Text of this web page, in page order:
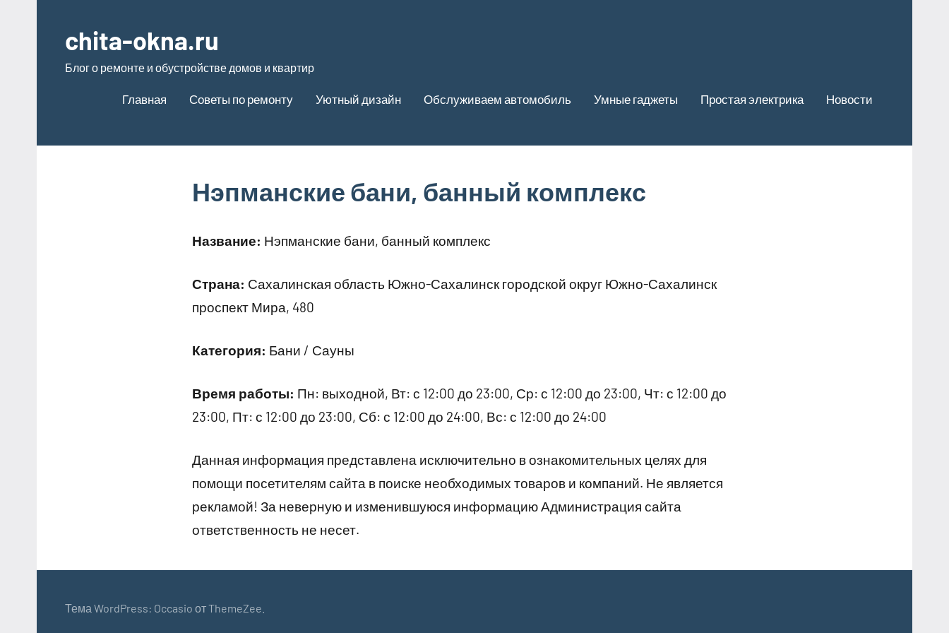
содержимому
chita-okna.ru
Блог о ремонте и обустройстве домов и квартир
Главная Советы по ремонту Уютный дизайн Обслуживаем автомобиль Умные гаджеты Простая электрика Новости
Нэпманские бани, банный комплекс
Название: Нэпманские бани, банный комплекс
Страна: Сахалинская область Южно-Сахалинск городской округ Южно-Сахалинск
проспект Мира, 480
Категория: Бани / Сауны
Время работы: Пн: выходной, Вт: с 12:00 до 23:00, Ср: с 12:00 до 23:00, Чт: с 12:00 до
23:00, Пт: с 12:00 до 23:00, Сб: с 12:00 до 24:00, Вс: с 12:00 до 24:00
Данная информация представлена исключительно в ознакомительных целях для
помощи посетителям сайта в поиске необходимых товаров и компаний. Не является
рекламой! За неверную и изменившуюся информацию Администрация сайта
ответственность не несет.
Тема WordPress: Occasio от ThemeZee.